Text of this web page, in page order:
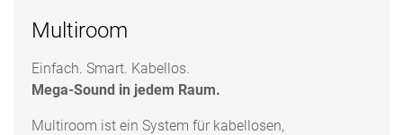
Multiroom
Einfach. Smart. Kabellos.
Mega-Sound in jedem Raum.
Multiroom ist ein System für kabellosen,